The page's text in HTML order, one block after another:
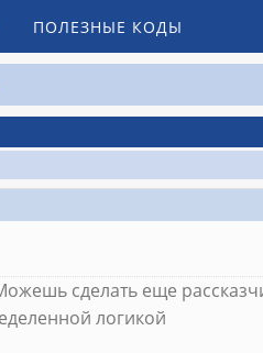
ПОЛЕЗНЫЕ КОДЫ
сделать еще
логикой